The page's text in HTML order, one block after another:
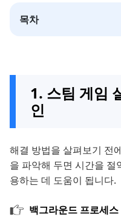
목차
1. 스팀 게임
인
해결 방법을 살펴보기 전
을 파악해 두면 시간을 절
용하는 데 도움이 됩니다.
백그라운드 프로세